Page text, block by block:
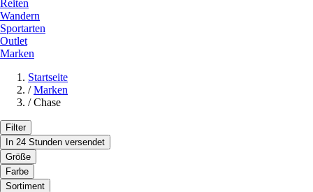
Reiten
Wandern
Sportarten
Outlet
Marken
Startseite
/ Marken
/ Chase
Filter
In 24 Stunden versendet
Größe
Farbe
Sortiment